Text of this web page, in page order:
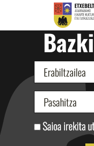
Saioa irekita